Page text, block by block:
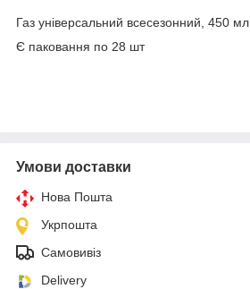
Газ універсальний всесезонний, 450 мл
Є паковання по 28 шт
Умови доставки
Нова Пошта
Укрпошта
Самовивіз
Delivery